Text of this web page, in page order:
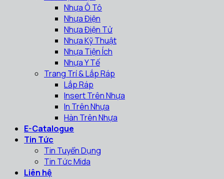
Nhựa Ô Tô
Nhựa Điện
Nhựa Điện Tử
Nhựa Kỹ Thuật
Nhựa Tiện Ích
Nhựa Y Tế
Trang Trí & Lắp Ráp
Lắp Ráp
Insert Trên Nhựa
In Trên Nhựa
Hàn Trên Nhựa
E-Catalogue
Tin Tức
Tin Tuyển Dụng
Tin Tức Mida
Liên hệ